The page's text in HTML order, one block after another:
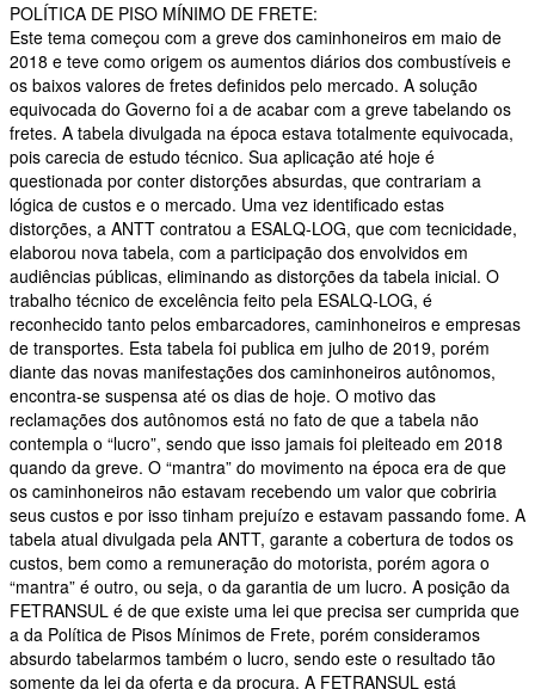
POLÍTICA DE PISO MÍNIMO DE FRETE:
Este tema começou com a greve dos caminhoneiros em maio de
2018 e teve como origem os aumentos diários dos combustíveis e
os baixos valores de fretes definidos pelo mercado. A solução
equivocada do Governo foi a de acabar com a greve tabelando os
fretes. A tabela divulgada na época estava totalmente equivocada,
pois carecia de estudo técnico. Sua aplicação até hoje é
questionada por conter distorções absurdas, que contrariam a
lógica de custos e o mercado. Uma vez identificado estas
distorções, a ANTT contratou a ESALQ-LOG, que com tecnicidade,
elaborou nova tabela, com a participação dos envolvidos em
audiências públicas, eliminando as distorções da tabela inicial. O
trabalho técnico de excelência feito pela ESALQ-LOG, é
reconhecido tanto pelos embarcadores, caminhoneiros e empresas
de transportes. Esta tabela foi publica em julho de 2019, porém
diante das novas manifestações dos caminhoneiros autônomos,
encontra-se suspensa até os dias de hoje. O motivo das
reclamações dos autônomos está no fato de que a tabela não
contempla o “lucro”, sendo que isso jamais foi pleiteado em 2018
quando da greve. O “mantra” do movimento na época era de que
os caminhoneiros não estavam recebendo um valor que cobriria
seus custos e por isso tinham prejuízo e estavam passando fome. A
tabela atual divulgada pela ANTT, garante a cobertura de todos os
custos, bem como a remuneração do motorista, porém agora o
“mantra” é outro, ou seja, o da garantia de um lucro. A posição da
FETRANSUL é de que existe uma lei que precisa ser cumprida que
a da Política de Pisos Mínimos de Frete, porém consideramos
absurdo tabelarmos também o lucro, sendo este o resultado tão
somente da lei da oferta e da procura. A FETRANSUL está